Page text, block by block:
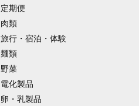
定期便
肉類
旅行・宿泊・体験
麺類
野菜
電化製品
卵・乳製品